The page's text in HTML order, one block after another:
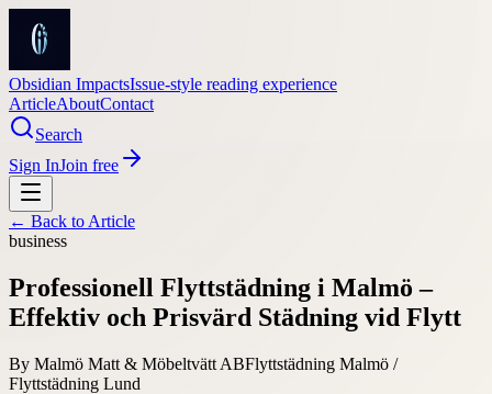
Obsidian ImpactsIssue-style reading experience
ArticleAboutContact
Search
Sign InJoin free
← Back to Article
business
Professionell Flyttstädning i Malmö –
Effektiv och Prisvärd Städning vid Flytt
By Malmö Matt & Möbeltvätt ABFlyttstädning Malmö /
Flyttstädning Lund